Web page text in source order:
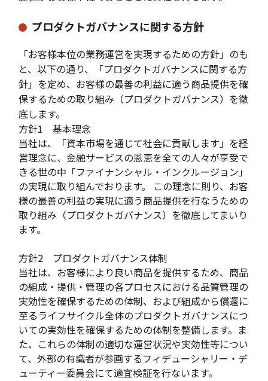
プロダクトガバナンスに関する方針
「お客様本位の業務運営を実現するための方針」のも
と、以下の通り、「プロダクトガバナンスに関する方
針」を定め、お客様の最善の利益に適う商品提供を確
保するための取り組み（プロダクトガバナンス）を徹
底します。
方針1 基本理念
当社は、「資本市場を通じて社会に貢献します」を経
営理念に、金融サービスの恩恵を全ての人々が享受で
きる世の中「ファイナンシャル・インクルージョン」
の実現に取り組んでおります。 この理念に則り、お客
様の最善の利益の実現に適う商品提供を行なうための
取り組み（プロダクトガバナンス）を徹底してまいり
ます。
方針2 プロダクトガバナンス体制
当社は、お客様により良い商品を提供するため、商品
の組成・提供・管理の各プロセスにおける品質管理の
実効性を確保するための体制、および組成から償還に
至るライフサイクル全体のプロダクトガバナンスにつ
いての実効性を確保するための体制を整備します。ま
た、これらの体制の適切な運営状況や実効性等につい
て、外部の有識者が参画するフィデューシャリー・デ
ューティー委員会にて適宜検証を行ないます。